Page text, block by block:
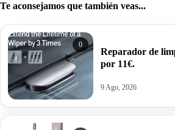
Te aconsejamos que también veas...
0
Reparador de
por 11€.
9 Ago, 2026